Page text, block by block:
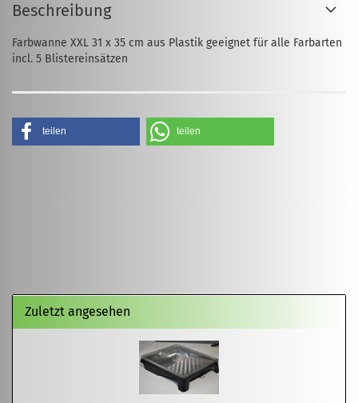
Beschreibung
Farbwanne XXL 31 x 35 cm aus Plastik geeignet für alle Farbarten
incl. 5 Blistereinsätzen
teilen teilen
Zuletzt angesehen